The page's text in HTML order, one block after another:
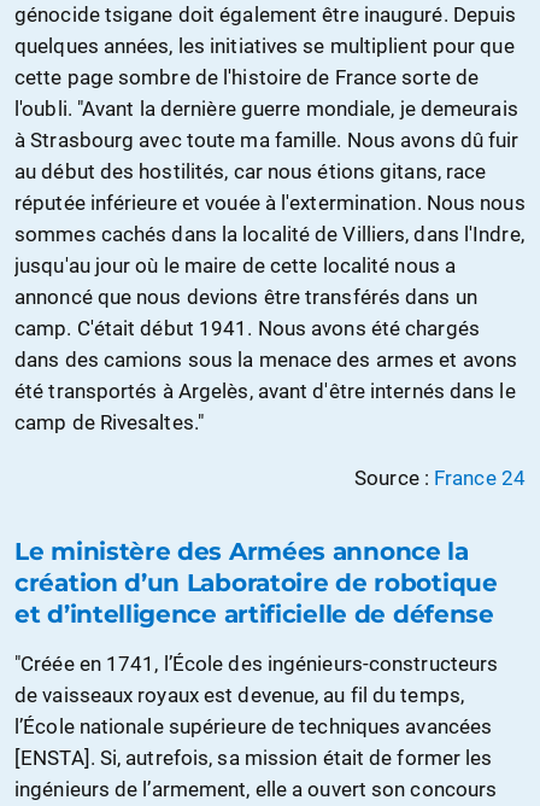
génocide tsigane doit également être inauguré. Depuis
quelques années, les initiatives se multiplient pour que
cette page sombre de l'histoire de France sorte de
l'oubli. "Avant la dernière guerre mondiale, je demeurais
à Strasbourg avec toute ma famille. Nous avons dû fuir
au début des hostilités, car nous étions gitans, race
réputée inférieure et vouée à l'extermination. Nous nous
sommes cachés dans la localité de Villiers, dans l'Indre,
jusqu'au jour où le maire de cette localité nous a
annoncé que nous devions être transférés dans un
camp. C'était début 1941. Nous avons été chargés
dans des camions sous la menace des armes et avons
été transportés à Argelès, avant d'être internés dans le
camp de Rivesaltes."
Source : France 24
Le ministère des Armées annonce la
création d’un Laboratoire de robotique
et d’intelligence artificielle de défense
"Créée en 1741, l’École des ingénieurs-constructeurs
de vaisseaux royaux est devenue, au fil du temps,
l’École nationale supérieure de techniques avancées
[ENSTA]. Si, autrefois, sa mission était de former les
ingénieurs de l’armement, elle a ouvert son concours